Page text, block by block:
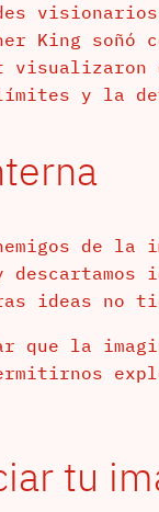
King soñó
visualizaron
y la
de
ideas no
que la
tu